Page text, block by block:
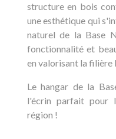
structure en bois
une esthétique qui
naturel de la Base
fonctionnalité et
en valorisant la filière
Le hangar de la
l'écrin parfait pour
région !